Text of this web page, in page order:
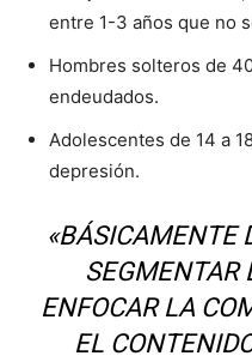
entre 1-3 años que no
Hombres solteros de
endeudados.
Adolescentes de 14 a
depresión.
«BÁSICAMENTE
SEGMENTAR
ENFOCAR LA
EL